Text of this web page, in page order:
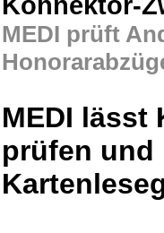
MEDI prüft
MEDI lässt
prüfen